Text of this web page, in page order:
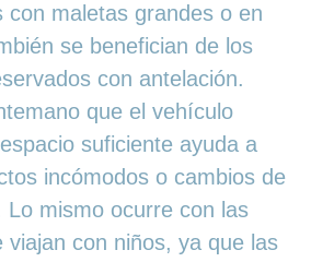
con maletas grandes o en
se benefician de los
con antelación.
que el vehículo
suficiente ayuda a
incómodos o cambios de
Lo mismo ocurre con las
viajan con niños, ya que las